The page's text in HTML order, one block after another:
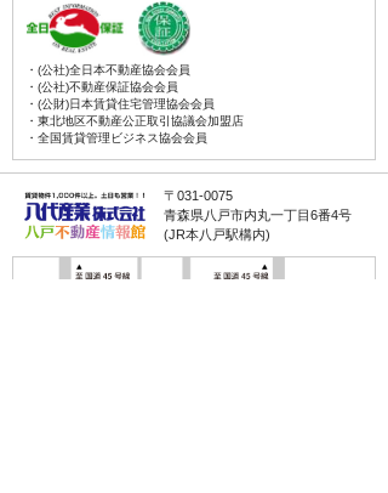
・(公社)全日本不動産協会会員
・(公社)不動産保証協会会員
・(公財)日本賃貸住宅管理協会会員
・東北地区不動産公正取引協議会加盟店
・全国賃貸管理ビジネス協会会員
〒031-0075
青森県八戸市内丸一丁目6番4号
(JR本八戸駅構内)